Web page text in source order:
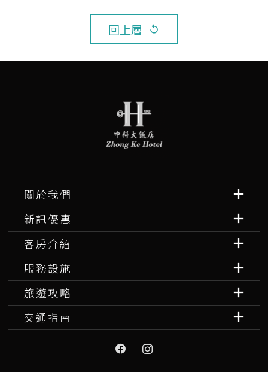
回上層 replay
關於我們
新訊優惠
客房介紹
服務設施
旅遊攻略
交通指南